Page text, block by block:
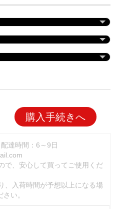
購入手続きへ
配達時間：6～9日
で、安心して買ってご使用くだ
、入荷時間が予想以上になる場
い。